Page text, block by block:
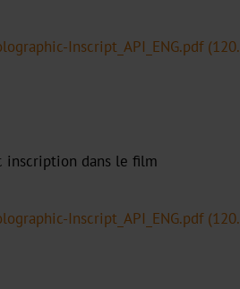
Inscript_API_ENG.pdf
inscription dans le film
Inscript_API_ENG.pdf